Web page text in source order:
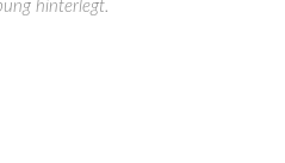
hinterlegt.